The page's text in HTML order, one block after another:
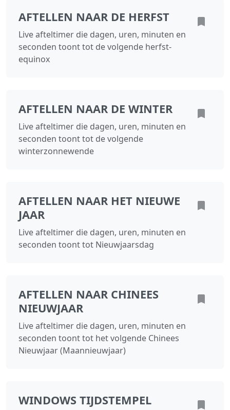
AFTELLEN NAAR DE HERFST
Live afteltimer die dagen, uren, minuten en
seconden toont tot de volgende herfst-
equinox
AFTELLEN NAAR DE WINTER
Live afteltimer die dagen, uren, minuten en
seconden toont tot de volgende
winterzonnewende
AFTELLEN NAAR HET NIEUWE
JAAR
Live afteltimer die dagen, uren, minuten en
seconden toont tot Nieuwjaarsdag
AFTELLEN NAAR CHINEES
NIEUWJAAR
Live afteltimer die dagen, uren, minuten en
seconden toont tot het volgende Chinees
Nieuwjaar (Maannieuwjaar)
WINDOWS TIJDSTEMPEL